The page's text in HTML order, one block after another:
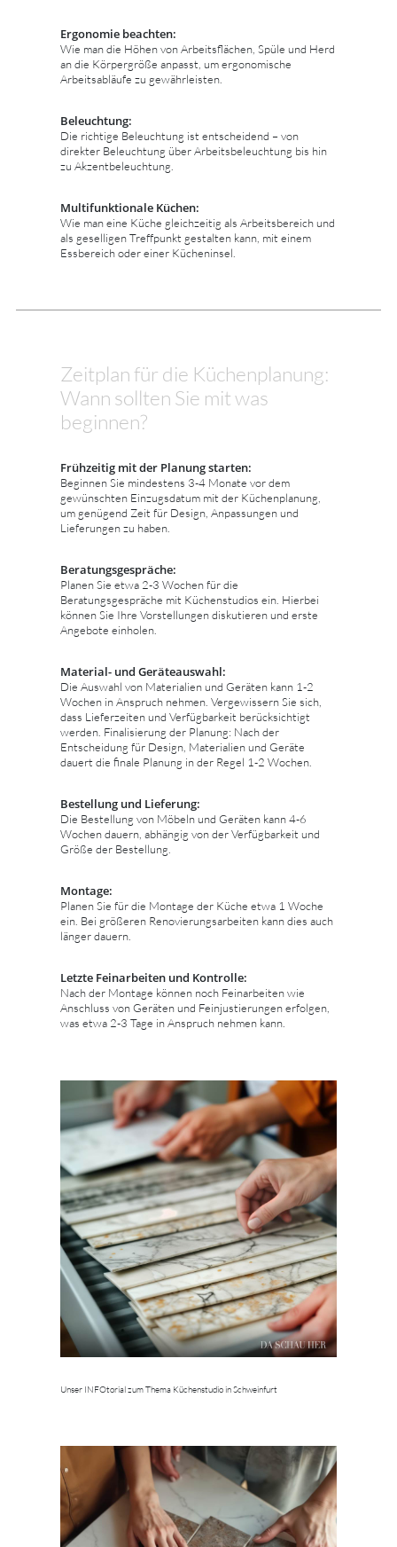
Ergonomie beachten:
Wie man die Höhen von Arbeitsflächen, Spüle und Herd
an die Körpergröße anpasst, um ergonomische
Arbeitsabläufe zu gewährleisten.
Beleuchtung:
Die richtige Beleuchtung ist entscheidend – von
direkter Beleuchtung über Arbeitsbeleuchtung bis hin
zu Akzentbeleuchtung.
Multifunktionale Küchen:
Wie man eine Küche gleichzeitig als Arbeitsbereich und
als geselligen Treffpunkt gestalten kann, mit einem
Essbereich oder einer Kücheninsel.
Zeitplan für die Küchenplanung:
Wann sollten Sie mit was
beginnen?
Frühzeitig mit der Planung starten:
Beginnen Sie mindestens 3-4 Monate vor dem
gewünschten Einzugsdatum mit der Küchenplanung,
um genügend Zeit für Design, Anpassungen und
Lieferungen zu haben.
Beratungsgespräche:
Planen Sie etwa 2-3 Wochen für die
Beratungsgespräche mit Küchenstudios ein. Hierbei
können Sie Ihre Vorstellungen diskutieren und erste
Angebote einholen.
Material- und Geräteauswahl:
Die Auswahl von Materialien und Geräten kann 1-2
Wochen in Anspruch nehmen. Vergewissern Sie sich,
dass Lieferzeiten und Verfügbarkeit berücksichtigt
werden. Finalisierung der Planung: Nach der
Entscheidung für Design, Materialien und Geräte
dauert die finale Planung in der Regel 1-2 Wochen.
Bestellung und Lieferung:
Die Bestellung von Möbeln und Geräten kann 4-6
Wochen dauern, abhängig von der Verfügbarkeit und
Größe der Bestellung.
Montage:
Planen Sie für die Montage der Küche etwa 1 Woche
ein. Bei größeren Renovierungsarbeiten kann dies auch
länger dauern.
Letzte Feinarbeiten und Kontrolle:
Nach der Montage können noch Feinarbeiten wie
Anschluss von Geräten und Feinjustierungen erfolgen,
was etwa 2-3 Tage in Anspruch nehmen kann.
Unser INFOtorial zum Thema Küchenstudio in Schweinfurt